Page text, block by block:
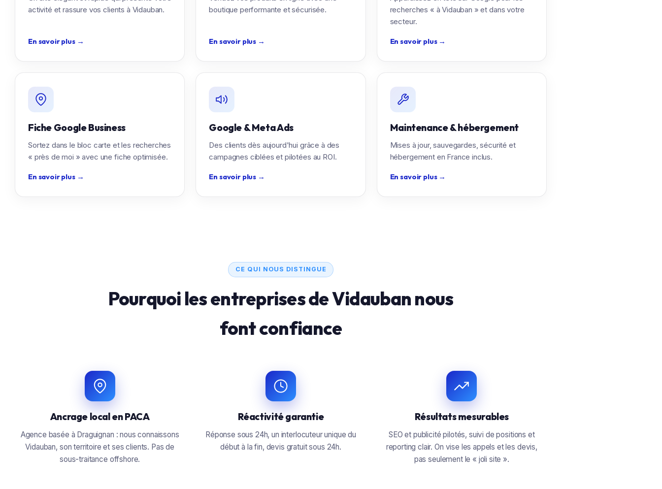
activité et rassure vos clients à Vidauban.
En savoir plus →
boutique performante et sécurisée.
En savoir plus →
recherches « à Vidauban » et dans votre
secteur.
En savoir plus →
Fiche Google Business
Sortez dans le bloc carte et les recherches
« près de moi » avec une fiche optimisée.
En savoir plus →
Google & Meta Ads
Des clients dès aujourd'hui grâce à des
campagnes ciblées et pilotées au ROI.
En savoir plus →
Maintenance & hébergement
Mises à jour, sauvegardes, sécurité et
hébergement en France inclus.
En savoir plus →
CE QUI NOUS DISTINGUE
Pourquoi les entreprises de Vidauban nous
font confiance
Ancrage local en PACA
Agence basée à Draguignan : nous connaissons
Vidauban, son territoire et ses clients. Pas de
sous-traitance offshore.
Réactivité garantie
Réponse sous 24h, un interlocuteur unique du
début à la fin, devis gratuit sous 24h.
Résultats mesurables
SEO et publicité pilotés, suivi de positions et
reporting clair. On vise les appels et les devis,
pas seulement le « joli site ».